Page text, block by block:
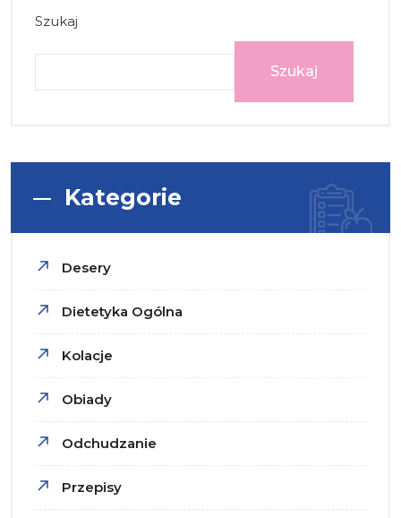
Szukaj
Szukaj
Kategorie
Desery
Dietetyka Ogólna
Kolacje
Obiady
Odchudzanie
Przepisy